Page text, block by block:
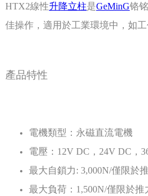
HTX2線性升降立柱是GeMinG铬铭
佳操作，適用於工業環境中，如
產品特性
電機類型：永磁直流電機
電壓：12V DC，24V DC，
最大自鎖力: 3,000N/僅限於
最大負荷：1,500N/僅限於推